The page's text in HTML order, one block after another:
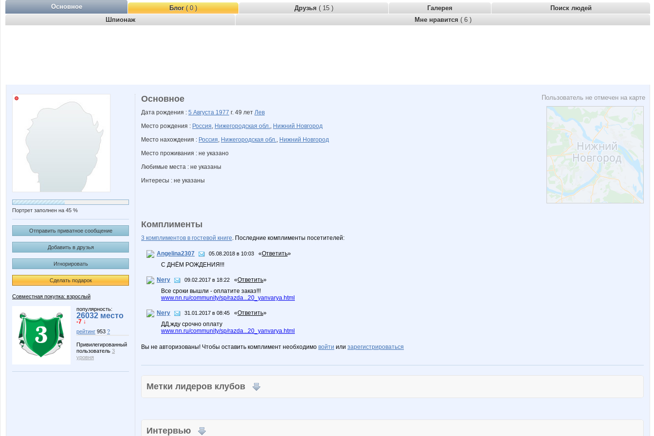
Основное Блог( 0 ) Друзья ( 15 ) Галерея
Поиск людей
Шпионаж
Мне нравится ( 6 )
Портрет заполнен на 45 %
Отправить приватное сообщение
Добавить в друзья
Игнорировать
Сделать подарок
Совместная покупка: взрослый
популярность:
26032 место
-7 ↓
рейтинг 953 ?
Привилегированный
пользователь 3
уровня
Пользователь не отмечен на карте
Основное
Дата рождения : 5 Августа 1977 г. 49 лет Лев
Место рождения : Россия, Нижегородская обл., Нижний Новгород
Место нахождения : Россия, Нижегородская обл., Нижний Новгород
Место проживания : не указано
Любимые места : не указаны
Интересы : не указаны
Комплименты
3 комплиментов в гостевой книге. Последние комплименты посетителей:
Angelina2307 05.08.2018 в 10:03 «Ответить»
С ДНЁМ РОЖДЕНИЯ!!!
Nery 09.02.2017 в 18:22 «Ответить»
Все сроки вышли - оплатите заказ!!!
www.nn.ru/community/sp/razda...20_yanvarya.html
Nery 31.01.2017 в 08:45 «Ответить»
ДД,жду срочно оплату
www.nn.ru/community/sp/razda...20_yanvarya.html
Вы не авторизованы! Чтобы оставить комплимент необходимо войти или зарегистрироваться
Метки лидеров клубов
Интервью